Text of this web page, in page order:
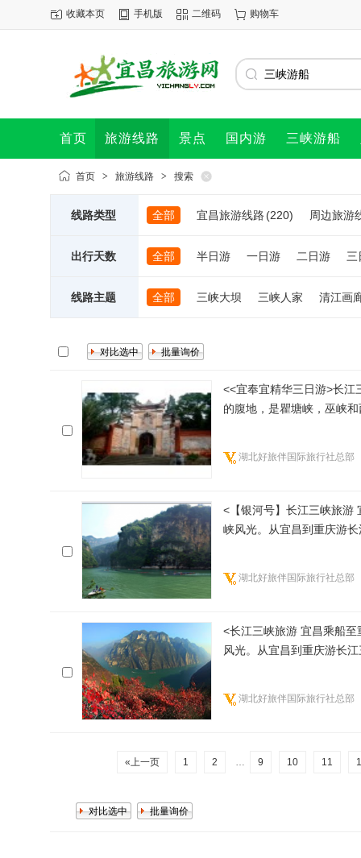
收藏本页 手机版 二维码 购物车
首页 旅游线路 景点 国内游 三峡游船
首页 > 旅游线路 > 搜索
线路类型 全部 宜昌旅游线路 (220) 周边旅游
出行天数 全部 半日游 一日游 二日游 三
线路主题 全部 三峡大坝 三峡人家 清江画
<<宜奉宜精华三日游>长江
的腹地，是瞿塘峡，巫峡
湖北好旅伴国际旅行社总部
<【银河号】长江三峡旅游
峡风光。从宜昌到重庆游
湖北好旅伴国际旅行社总部
<长江三峡旅游 宜昌乘船
风光。从宜昌到重庆游长
湖北好旅伴国际旅行社总部
«上一页 1 2 … 9 10 11